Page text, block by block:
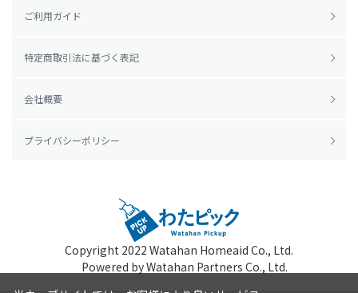
ご利用ガイド
特定商取引法に基づく表記
会社概要
プライバシーポリシー
Copyright 2022 Watahan Homeaid Co., Ltd.
Powered by Watahan Partners Co., Ltd.